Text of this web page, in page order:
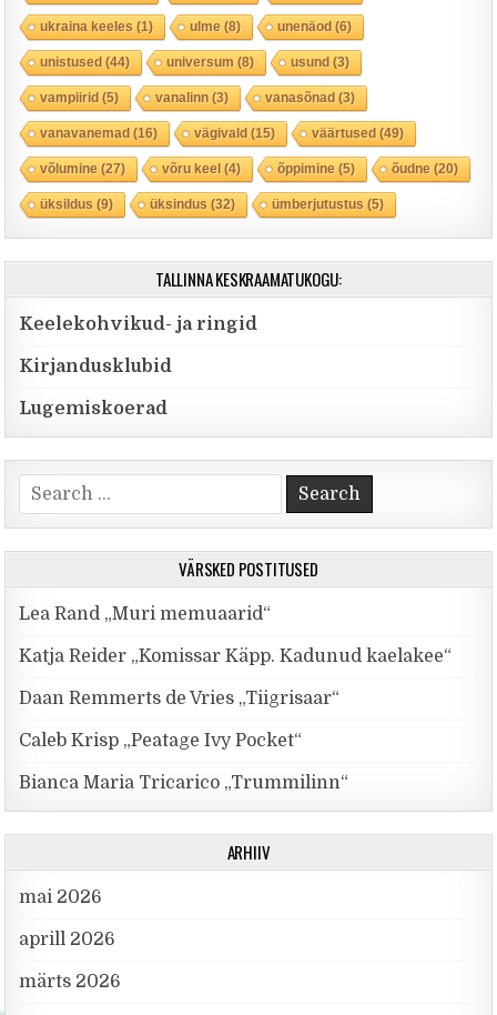
ukraina keeles (1) ulme (8) unenäod(6)
unistused(44) universum (8) usund(3)
vampiirid(5) vanalinn(3) vanasõnad(3)
vanavanemad(16) vägivald(15) väärtused(49)
võlumine (27) võru keel(4) õppimine (5) õudne (20)
üksildus (9) üksindus (32) ümberjutustus (5)
TALLINNA KESKRAAMATUKOGU:
Keelekohvikud- ja ringid
Kirjandusklubid
Lugemiskoerad
Search for:
VÄRSKED POSTITUSED
Lea Rand „Muri memuaarid“
Katja Reider „Komissar Käpp. Kadunud kaelakee“
Daan Remmerts de Vries „Tiigrisaar“
Caleb Krisp „Peatage Ivy Pocket“
Bianca Maria Tricarico „Trummilinn“
ARHIIV
mai 2026
aprill 2026
märts 2026